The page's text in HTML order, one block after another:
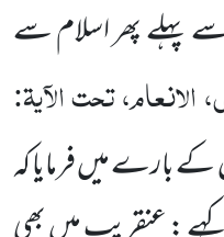
سے پہلے پھر اسلام سے
الانعام، تحت الآیۃ:
بارے میں فرمایا کہ